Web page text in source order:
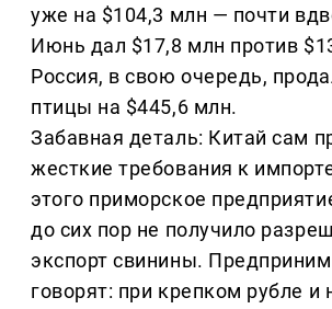
уже на $104,3 млн — почти
Июнь дал $17,8 млн против
Россия, в свою очередь,
птицы на $445,6 млн.
Забавная деталь: Китай сам
жесткие требования к
этого приморское
до сих пор не получило
экспорт свинины.
говорят: при крепком рубле и